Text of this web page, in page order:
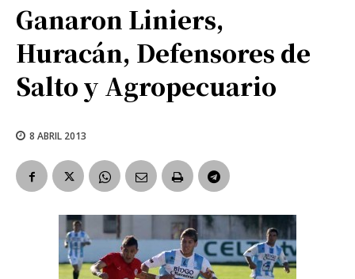
Ganaron Liniers,
Huracán, Defensores de
Salto y Agropecuario
8 ABRIL 2013